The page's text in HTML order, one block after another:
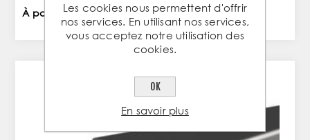
À partir de 1,79 € TTC / PC
Les cookies nous permettent d'offrir
nos services. En utilisant nos services,
vous acceptez notre utilisation des
cookies.
OK
En savoir plus